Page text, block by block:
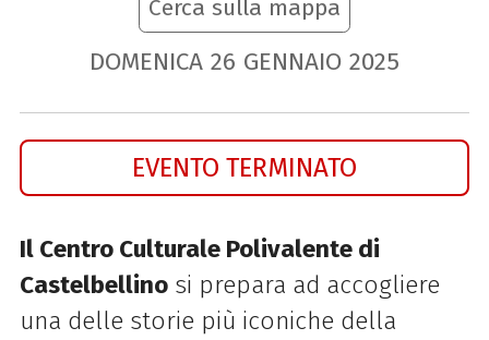
Cerca sulla mappa
DOMENICA 26 GENNAIO 2025
EVENTO TERMINATO
Il Centro Culturale Polivalente di
Castelbellinosi prepara ad accogliere
una delle storie più iconiche della